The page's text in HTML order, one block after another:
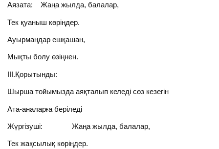
Аязата: Жаңа жылда, балалар,
Тек қуаныш көріңдер.
Ауырмаңдар ешқашан,
Мықты болу өзіңнен.
III.Қорытынды:
Шырша тойымызда аяқталып келеді сөз кезегін
Ата-аналарға беріледі
Жүргізуші: Жаңа жылда, балалар,
Тек жақсылық көріңдер.